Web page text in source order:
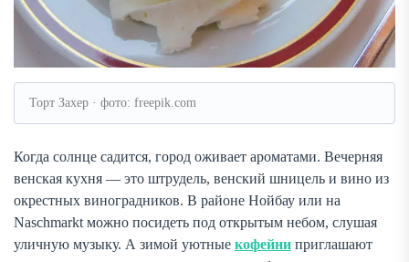
Торт Захер · фото: freepik.com
Когда солнце садится, город оживает ароматами. Вечерняя
венская кухня — это штрудель, венский шницель и вино из
окрестных виноградников. В районе Нойбау или на
Naschmarkt можно посидеть под открытым небом, слушая
уличную музыку. А зимой уютные кофейни приглашают